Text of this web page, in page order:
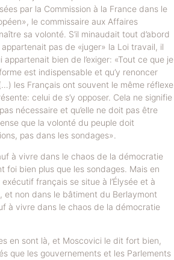
par la Commission à la France dans le
le commissaire aux Affaires
sa volonté. S’il minaudait tout d’abord
pas de «juger» la Loi travail, il
appartenait bien de l’exiger: «Tout ce que je
est indispensable et qu’y renoncer
les Français ont souvent le même réflexe
celui de s’y opposer. Cela ne signifie
nécessaire et qu’elle ne doit pas être
que la volonté du peuple doit
pas dans les sondages».
à vivre dans le chaos de la démocratie
foi bien plus que les sondages. Mais en
français se situe à l’Élysée et à
et non dans le bâtiment du Berlaymont
à vivre dans le chaos de la démocratie
en sont là, et Moscovici le dit fort bien,
que les gouvernements et les Parlements